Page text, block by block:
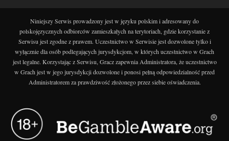
Niniejszy Serwis prowadzony jest w języku polskim i adresowany do
polskojęzycznych odbiorców zamieszkałych na terytoriach, gdzie korzystanie z
Serwisu jest zgodne z prawem. Uczestnictwo w Serwisie jest dozwolone tylko i
wyłącznie dla osób podlegających jurysdykcjom, w których uczestnictwo w Grach
jest legalne. Korzystając z Serwisu, Gracz zapewnia Administratora, że uczestnictwo
w Grach jest w jego jurysdykcji dozwolone i ponosi pełną odpowiedzialność przed
Administratorem za prawdziwość złożonego przez siebie oświadczenia.